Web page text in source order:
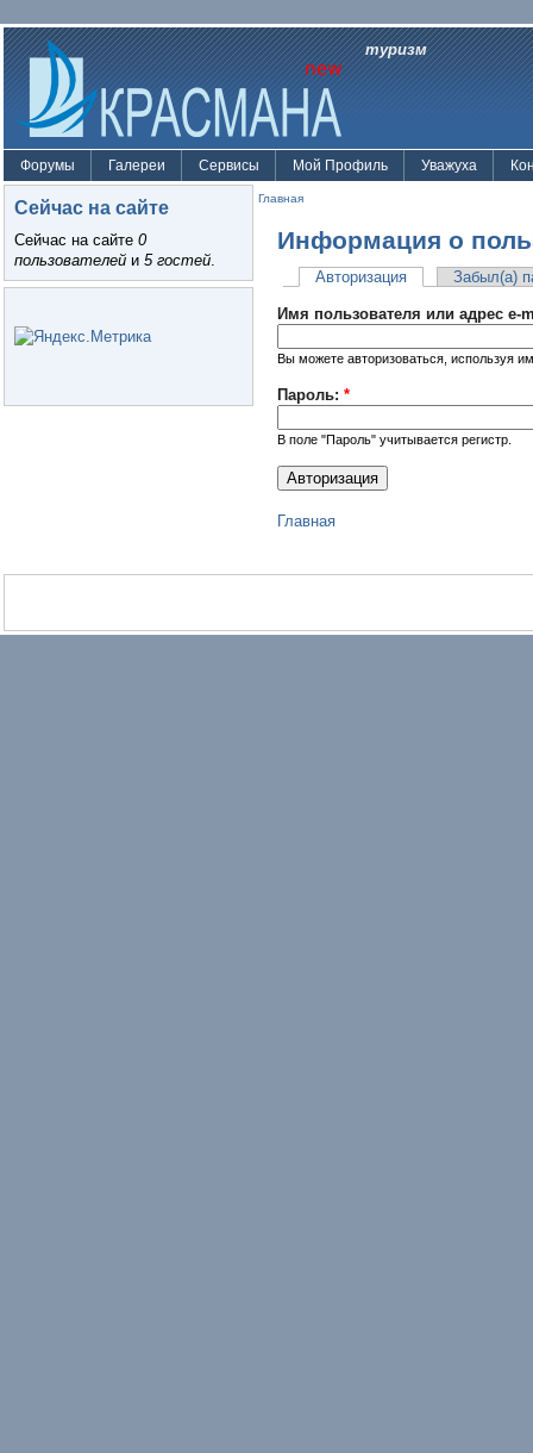
туризм
Форумы Галереи Сервисы Мой Профиль Уважуха
Сейчас на сайте
Сейчас на сайте 0
пользователей и 5 гостей.
Главная
Информация о
Авторизация Забыл(а)
Имя пользователя или адрес e-
Вы можете авторизоваться, используя
Пароль: *
В поле "Пароль" учитывается регистр.
Главная